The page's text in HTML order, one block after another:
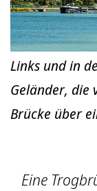
Links und in
Geländer, die
Brücke über
Eine